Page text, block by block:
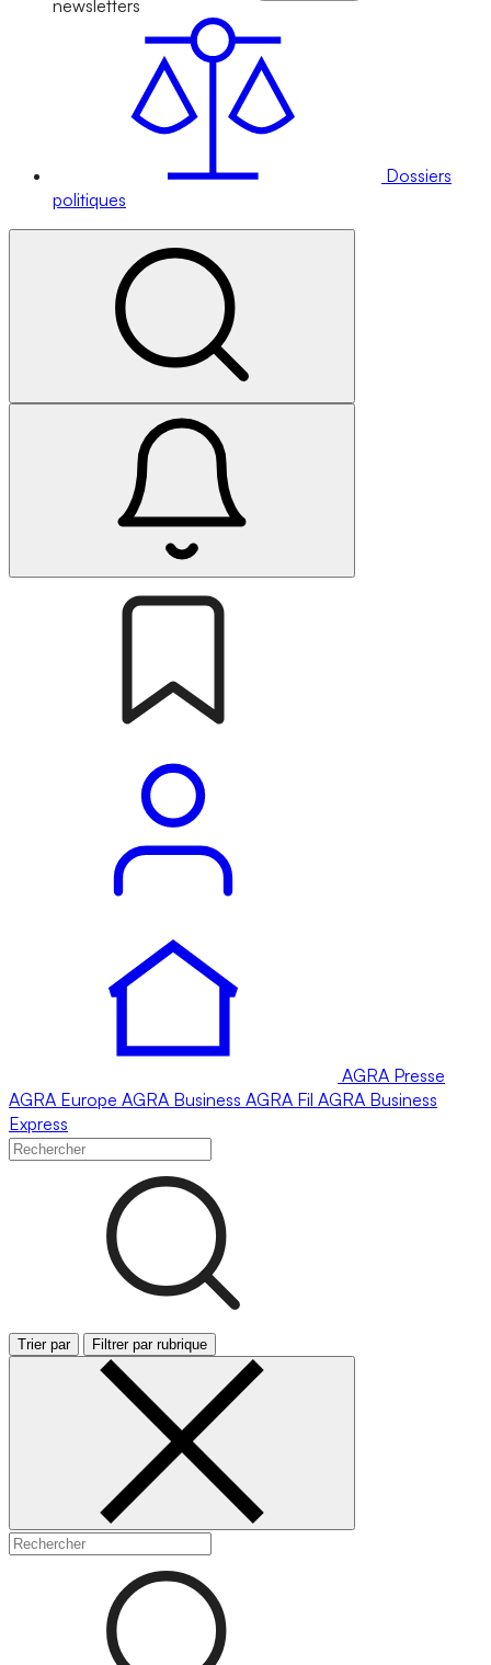
newsletters
Dossiers
politiques
AGRA Presse
AGRA Europe AGRA Business AGRA Fil AGRA Business
Express
Trier par Filtrer par rubrique